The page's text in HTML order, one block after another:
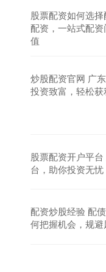
股票配资如何选
配资，一站式配
值
炒股配资官网 广
投资致富，轻松获
股票配资开户平
台，助你投资无忧
配资炒股经验 配
何把握机会，规避